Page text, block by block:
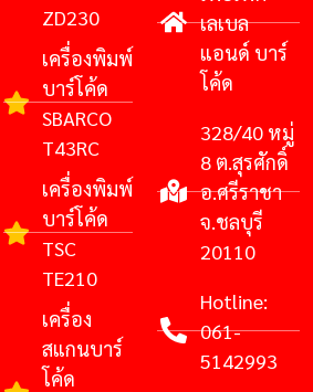
ZD230
เครื่องพิมพ์
บาร์โค้ด
SBARCO
T43RC
เครื่องพิมพ์
บาร์โค้ด
TSC
TE210
เครื่อง
สแกนบาร์
โค้ด
เลเบล
แอนด์ บาร์
โค้ด
328/40 หมู่
8 ต.สุรศักดิ์
อ.ศรีราชา
จ.ชลบุรี
20110
Hotline:
061-
5142993